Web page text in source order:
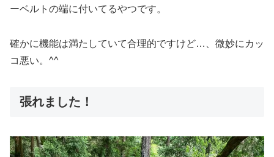
ーベルトの端に付いてるやつです。
確かに機能は満たしていて合理的ですけど…、微妙にカッ
コ悪い。^^
張れました！